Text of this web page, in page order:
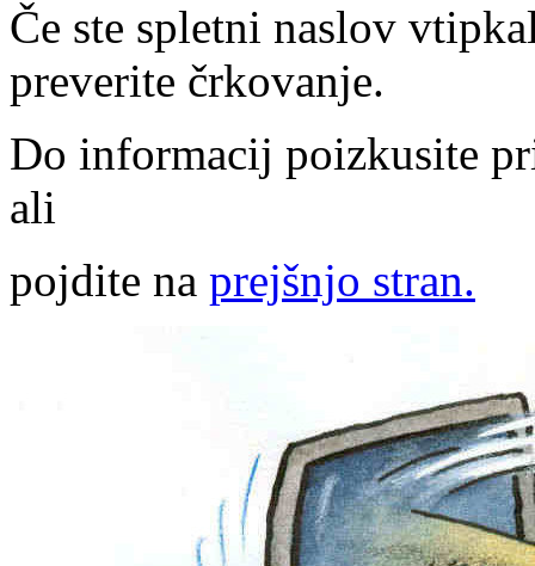
Če ste spletni naslov
preverite črkovanje.
Do informacij poizkusite
ali
pojdite na prejšnjo stran.